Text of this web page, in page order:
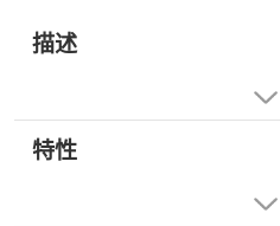
描述
特性